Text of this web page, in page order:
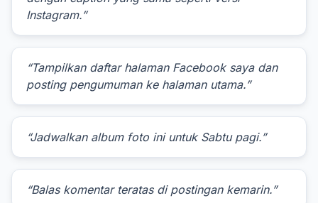
Instagram.”
“Tampilkan daftar halaman Facebook saya dan
posting pengumuman ke halaman utama.”
“Jadwalkan album foto ini untuk Sabtu pagi.”
“Balas komentar teratas di postingan kemarin.”